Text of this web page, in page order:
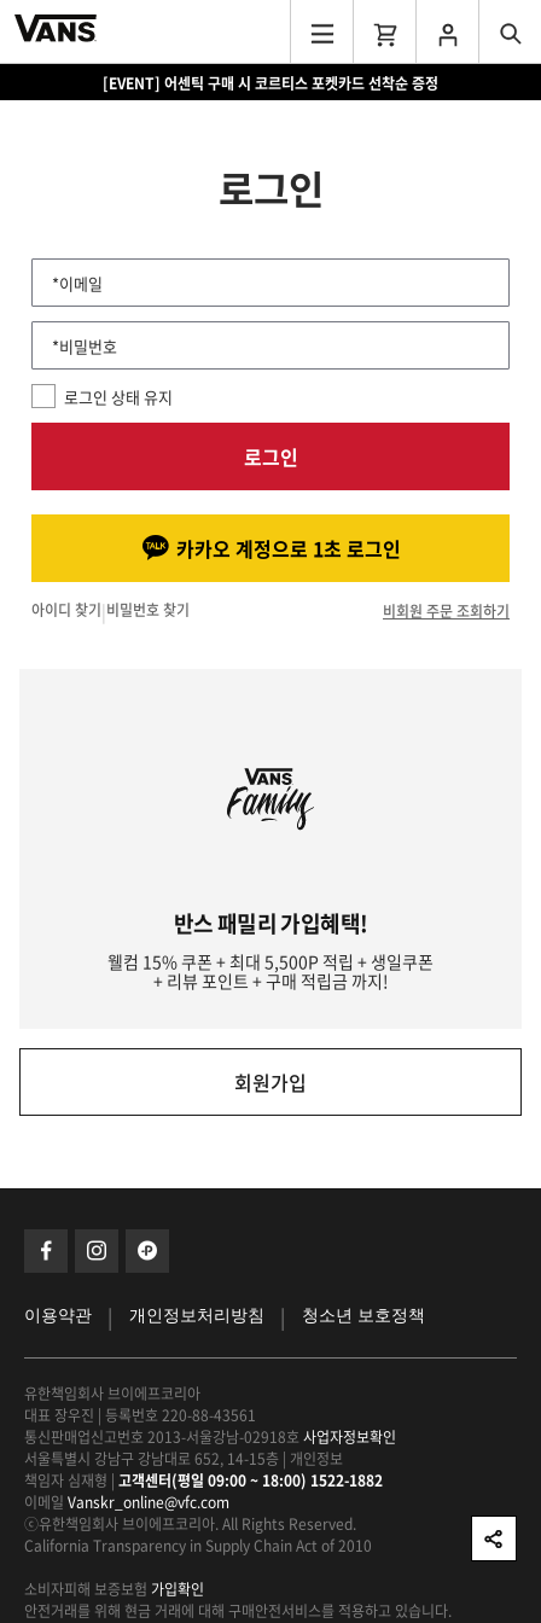
[EVENT] 어센틱 구매 시 코르티스 포켓카드 선착순 증정
로그인
*이메일
*비밀번호
로그인 상태 유지
로그인
카카오 계정으로 1초 로그인
아이디 찾기|비밀번호 찾기 비회원 주문 조회하기
반스 패밀리 가입혜택!
웰컴 15% 쿠폰 + 최대 5,500P 적립 + 생일쿠폰
+ 리뷰 포인트 + 구매 적립금 까지!
회원가입
이용약관 | 개인정보처리방침 | 청소년 보호정책
유한책임회사 브이에프코리아
대표 장우진 | 등록번호 220-88-43561
통신판매업신고번호 2013-서울강남-02918호 사업자정보확인
서울특별시 강남구 강남대로 652, 14-15층 | 개인정보
책임자 심재형 | 고객센터(평일 09:00 ~ 18:00) 1522-1882
이메일 Vanskr_online@vfc.com
ⓒ유한책임회사 브이에프코리아. All Rights Reserved.
California Transparency in Supply Chain Act of 2010
소비자피해 보증보험 가입확인
안전거래를 위해 현금 거래에 대해 구매안전서비스를 적용하고 있습니다.